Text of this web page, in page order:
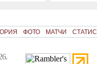
ФОТО МАТЧИ